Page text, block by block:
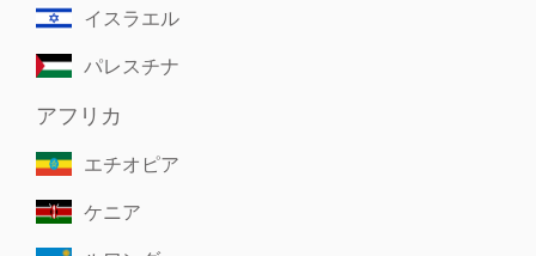
イスラエル
パレスチナ
アフリカ
エチオピア
ケニア